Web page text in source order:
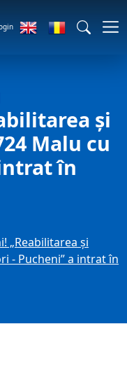
și
Malu cu
în
„Reabilitarea și
- Pucheni” a intrat în